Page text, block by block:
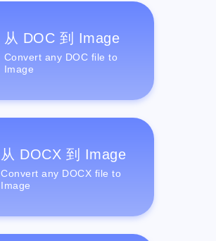
从 DOC 到 Image
Convert any DOC file to
Image
从 DOCX 到 Image
Convert any DOCX file to
Image